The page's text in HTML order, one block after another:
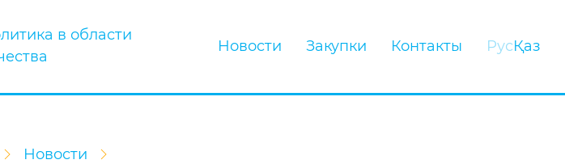
в области
Новости Закупки Контакты РусҚаз
Новости